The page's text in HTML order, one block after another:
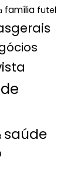
família futel
saúde